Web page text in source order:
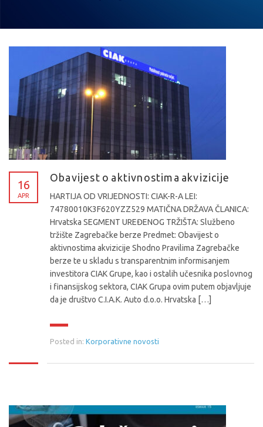
16
APR
Obavijest o aktivnostima akvizicije
HARTIJA OD VRIJEDNOSTI: CIAK-R-A LEI:
74780010K3F620YZZ529 MATIČNA DRŽAVA ČLANICA:
Hrvatska SEGMENT UREĐENOG TRŽIŠTA: Službeno
tržište Zagrebačke berze Predmet: Obavijest o
aktivnostima akvizicije Shodno Pravilima Zagrebačke
berze te u skladu s transparentnim informisanjem
investitora CIAK Grupe, kao i ostalih učesnika poslovnog
i finansijskog sektora, CIAK Grupa ovim putem objavljuje
da je društvo C.I.A.K. Auto d.o.o. Hrvatska […]
Posted in: Korporativne novosti